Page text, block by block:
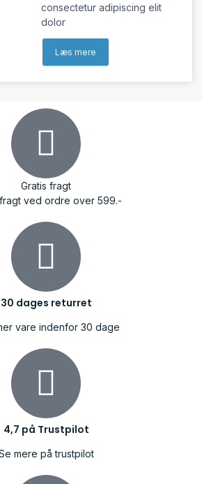
consectetur adipiscing elit
dolor
Læs mere
Gratis fragt
ved ordre over 599.-
30 dages returret
vare indenfor 30 dage
4,7 på Trustpilot
mere på trustpilot